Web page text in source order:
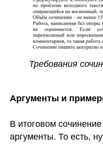
Требования
Аргументы и
В итоговом
аргументы. То есть,